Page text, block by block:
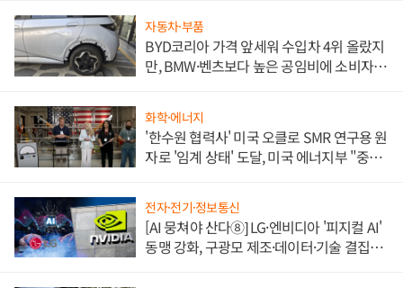
자동차·부품
BYD코리아 가격 앞세워 수입차 4위 올랐지
만, BMW·벤츠보다 높은 공임비에 소비자
화학·에너지
'한수원 협력사' 미국 오클로 SMR 연구용 원
자로 '임계 상태' 도달, 미국 에너지부 "중요
전자·전기·정보통신
[AI 뭉쳐야 산다⑧] LG·엔비디아 '피지컬 AI'
동맹 강화, 구광모 제조·데이터·기술 결집